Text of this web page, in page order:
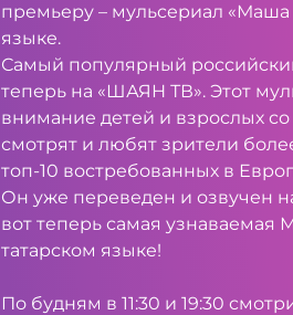
премьеру – мульсериал «Маша
языке.
Самый популярный
теперь на «ШАЯН ТВ». Этот
внимание детей и взрослых
смотрят и любят зрители
топ-10 востребованных в
Он уже переведен и озвучен
вот теперь самая узнаваемая
татарском языке!
По будням в 11:30 и 19:30